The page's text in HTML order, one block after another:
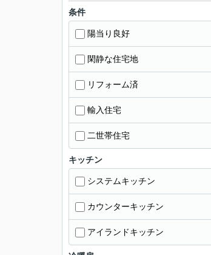
条件
陽当り良好
閑静な住宅地
リフォーム済
輸入住宅
二世帯住宅
キッチン
システムキッチン
カウンターキッチン
アイランドキッチン